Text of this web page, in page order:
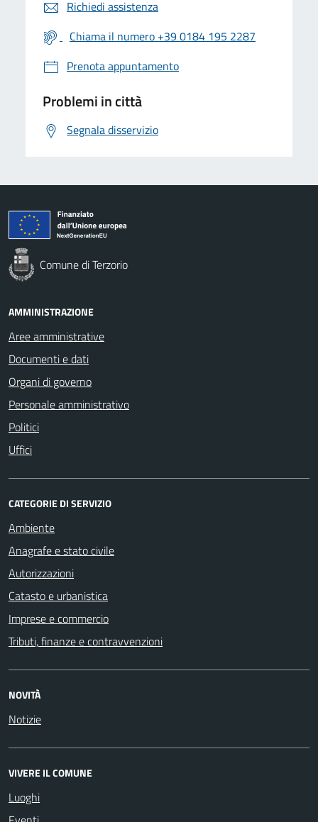
Richiedi assistenza
Chiama il numero +39 0184 195 2287
Prenota appuntamento
Problemi in città
Segnala disservizio
Comune di Terzorio
AMMINISTRAZIONE
Aree amministrative
Documenti e dati
Organi di governo
Personale amministrativo
Politici
Uffici
CATEGORIE DI SERVIZIO
Ambiente
Anagrafe e stato civile
Autorizzazioni
Catasto e urbanistica
Imprese e commercio
Tributi, finanze e contravvenzioni
NOVITÀ
Notizie
VIVERE IL COMUNE
Luoghi